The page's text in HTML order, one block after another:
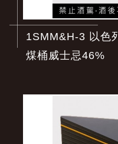
1SMM&H-3 以色
煤桶威士忌46%